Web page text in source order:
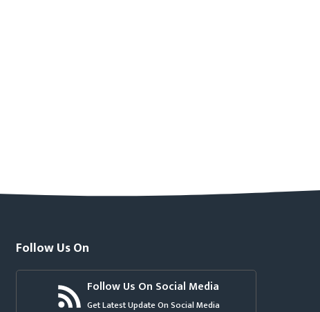
Follow Us On
Follow Us On Social Media
Get Latest Update On Social Media